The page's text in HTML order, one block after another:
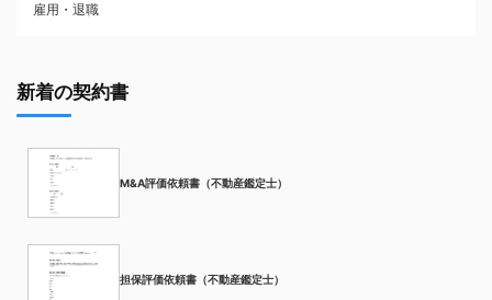
雇用・退職
新着の契約書
M&A評価依頼書（不動産鑑定士）
担保評価依頼書（不動産鑑定士）